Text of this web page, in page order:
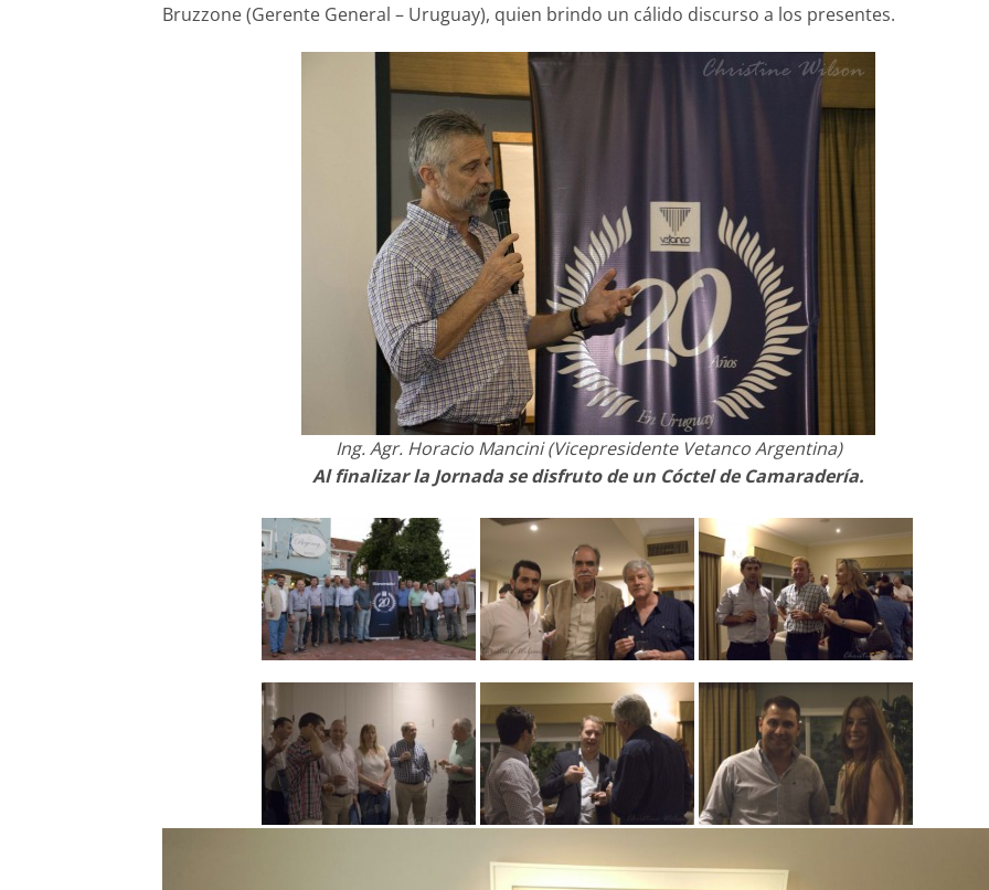
Bruzzone (Gerente General – Uruguay), quien brindo un cálido discurso a los presentes.
Ing. Agr. Horacio Mancini (Vicepresidente Vetanco Argentina)
Al finalizar la Jornada se disfruto de un Cóctel de Camaradería.